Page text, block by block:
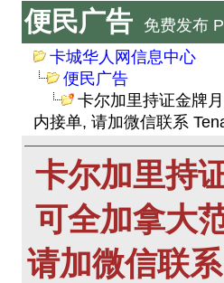
便民广告
免费发布
卡城华人网信息中心
便民广告
卡尔加里持证金牌
内接单, 请加微信联系
卡尔加里持
可全加拿大
请加微信联